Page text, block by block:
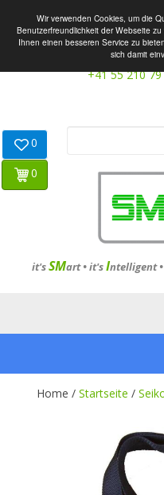
Wir verwenden Cookies, um die
Benutzerfreundlichkeit der Webseite
Ihnen einen besseren Service zu
sich damit
+41 55 210
it'sSMart •it'sIntelligent•
0
0
Home / Startseite /